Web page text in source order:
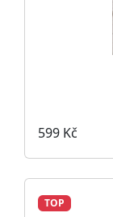
599 Kč
TOP